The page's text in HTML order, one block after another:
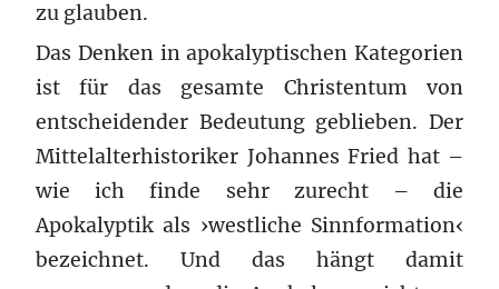
zu glauben.
Das Denken in apokalyptischen Kategorien
ist für das gesamte Christentum von
entscheidender Bedeutung geblieben. Der
Mittelalterhistoriker Johannes Fried hat –
wie ich finde sehr zurecht – die
Apokalyptik als ›westliche Sinnformation‹
bezeichnet. Und das hängt damit